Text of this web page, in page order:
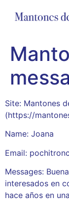
Site: Mantones
(https://
Name: Joana
Email:
Messages:
interesados en
hace años en